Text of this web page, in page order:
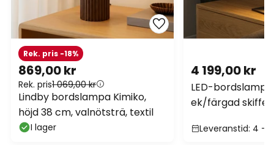
869,00 kr
Rek. pris1 069,00 kr
Rek. pris -18%
Lindby bordslampa Kimiko,
höjd 38 cm, valnötsträ, textil
I lager
4 199,00 kr
LED-
ek/färgad
Leveranstid: 4 -